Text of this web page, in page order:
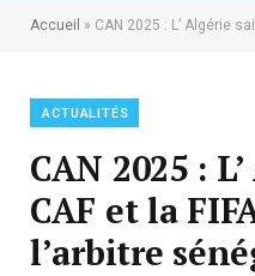
Accueil » CAN 2025 : L’ Algérie saisi
ACTUALITÉS
CAN 2025 :
CAF et la
l’arbitre